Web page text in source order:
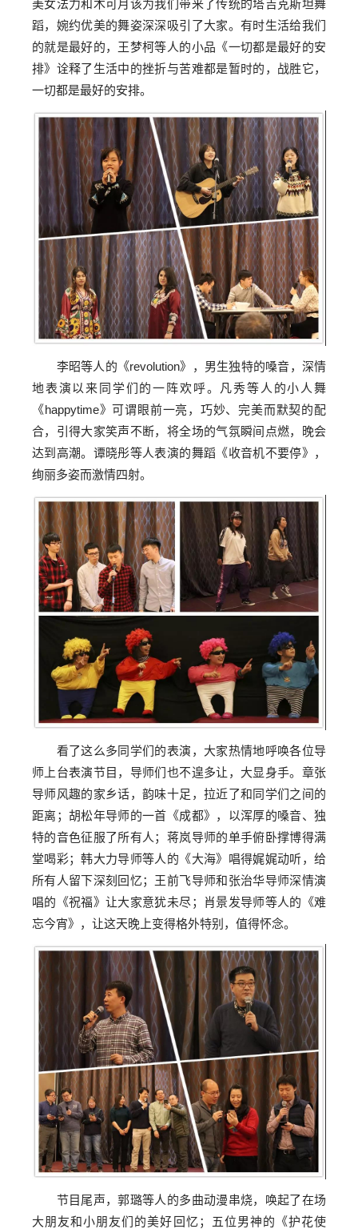
美女法力和木可月该为我们带来了传统的塔吉克斯坦舞
蹈，婉约优美的舞姿深深吸引了大家。有时生活给我们
的就是最好的，王梦柯等人的小品《一切都是最好的安
排》诠释了生活中的挫折与苦难都是暂时的，战胜它，
一切都是最好的安排。
李昭等人的《revolution》，男生独特的嗓音，深情
地表演以来同学们的一阵欢呼。凡秀等人的小人舞
《happytime》可谓眼前一亮，巧妙、完美而默契的配
合，引得大家笑声不断，将全场的气氛瞬间点燃，晚会
达到高潮。谭晓彤等人表演的舞蹈《收音机不要停》，
绚丽多姿而激情四射。
看了这么多同学们的表演，大家热情地呼唤各位导
师上台表演节目，导师们也不遑多让，大显身手。 章张
导师风趣的家乡话，韵味十足，拉近了和同学们之间的
距离； 胡松年导师的一首《成都》，以浑厚的嗓音、独
特的音色征服了所有人；蒋岚导师的单手俯卧撑博得满
堂喝彩；韩大力导师等人的《大海》唱得娓娓动听，给
所有人留下深刻回忆；王前飞导师和张治华导师深情演
唱的《祝福》让大家意犹未尽；肖景发导师等人的《难
忘今宵》，让这天晚上变得格外特别，值得怀念。
节目尾声，郭璐等人的多曲动漫串烧，唤起了在场
大朋友和小朋友们的美好回忆；五位男神的《护花使